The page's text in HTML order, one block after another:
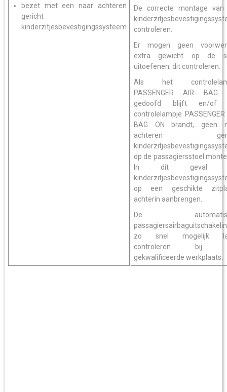
bezet met een naar achteren
gericht
kinderzitjesbevestigingssysteem
De correcte montage
controleren.
Er mogen geen
extra gewicht op de
uitoefenen; dit controleren.
Als het
PASSENGER AIR BAG
gedoofd blijft en/of
controlelampje PASSENGER
BAG ON brandt, geen
achteren
op de passagiersstoel
In dit geval
op een geschikte
achterin aanbrengen.
De
zo snel mogelijk
controleren bij
gekwalificeerde werkplaats.